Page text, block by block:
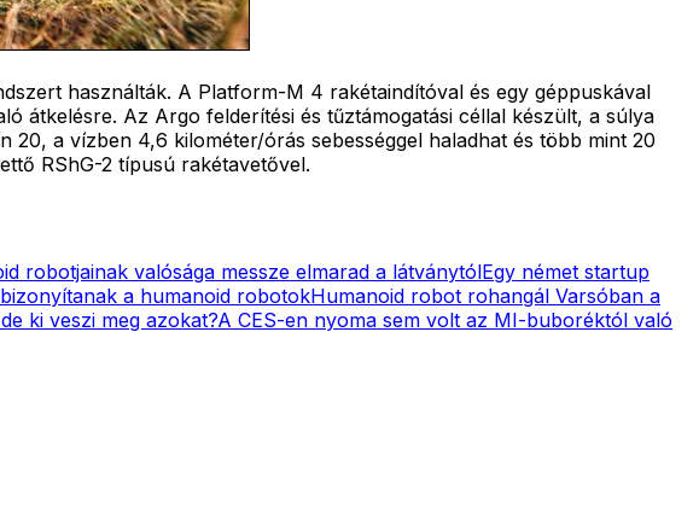
használták. A Platform-M 4 rakétaindítóval és egy géppuskával
átkelésre. Az Argo felderítési és tűztámogatási céllal készült, a súlya
a vízben 4,6 kilométer/órás sebességgel haladhat és több mint 20
RShG-2 típusú rakétavetővel.
robotjainak valósága messze elmarad a látványtólEgy német startup
a humanoid robotokHumanoid robot rohangál Varsóban a
ki veszi meg azokat?A CES-en nyoma sem volt az MI-buboréktól való